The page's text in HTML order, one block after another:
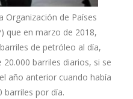
Organización de Países
que en marzo de 2018,
de petróleo al día,
barriles diarios, si se
año anterior cuando había
barriles por día.